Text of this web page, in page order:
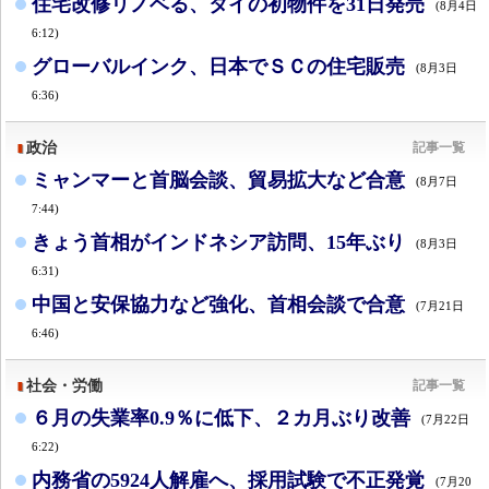
(8月4日
6:12)
グローバルインク、日本でＳＣの住宅販売 (8月3日
6:36)
政治 記事一覧
ミャンマーと首脳会談、貿易拡大など合意 (8月7日
7:44)
きょう首相がインドネシア訪問、15年ぶり (8月3日
6:31)
中国と安保協力など強化、首相会談で合意 (7月21日
6:46)
社会・労働 記事一覧
６月の失業率0.9％に低下、２カ月ぶり改善 (7月22日
6:22)
内務省の5924人解雇へ、採用試験で不正発覚 (7月20